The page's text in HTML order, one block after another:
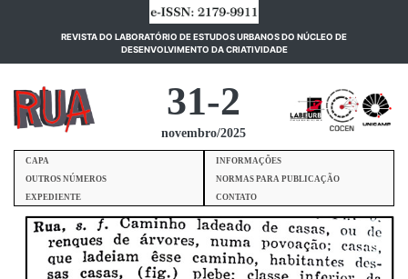
REVISTA DO LABORATÓRIO DE ESTUDOS URBANOS DO NÚCLEO DE
DESENVOLVIMENTO DA CRIATIVIDADE(current)
31-2
novembro/2025
CAPA
INFORMAÇÕES
OUTROS NÚMEROS
NORMAS PARA PUBLICAÇÃO
EXPEDIENTE
CONTATO